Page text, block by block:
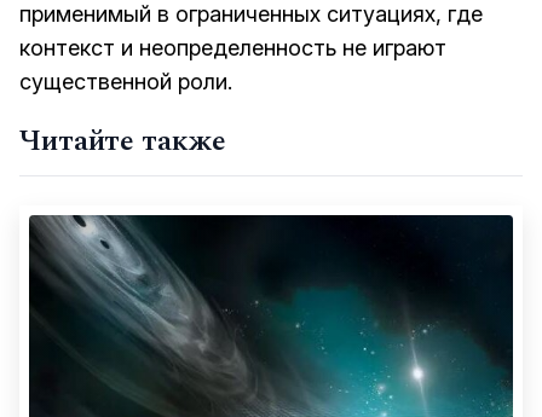
применимый в ограниченных ситуациях, где
контекст и неопределенность не играют
существенной роли.
Читайте также